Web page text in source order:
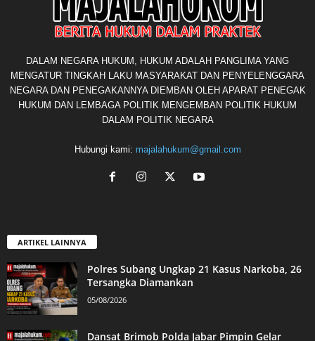
DALAM NEGARA HUKUM, HUKUM ADALAH PANGLIMA YANG
MENGATUR TINGKAH LAKU MASYARAKAT DAN PENYELENGGARA
NEGARA DAN PENEGAKANNYA DIEMBAN OLEH APARAT PENEGAK
HUKUM DAN LEMBAGA POLITIK MENGEMBAN POLITIK HUKUM
DALAM POLITIK NEGARA
Hubungi kami: majalahukum@gmail.com
ARTIKEL LAINNYA
Polres Subang Ungkap 21 Kasus Narkoba, 26
Tersangka Diamankan
05/08/2026
Dansat Brimob Polda Jabar Pimpin Gelar